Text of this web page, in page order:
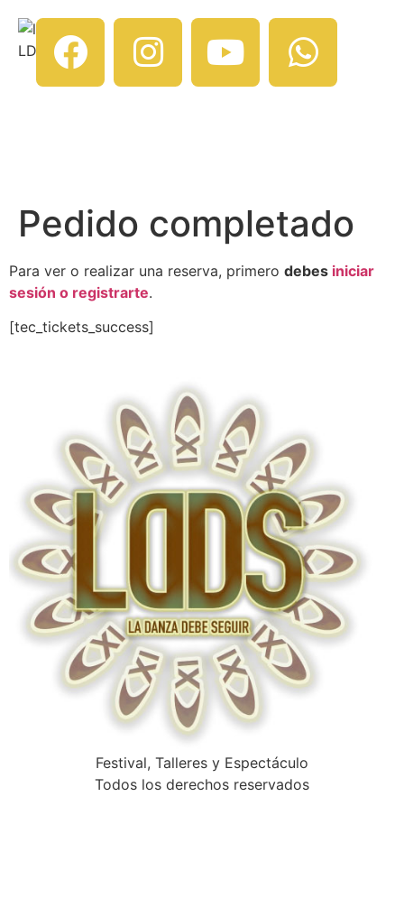
Pedido completado
Para ver o realizar una reserva, primero debes iniciar
sesión o registrarte.
[tec_tickets_success]
Festival, Talleres y Espectáculo
Todos los derechos reservados